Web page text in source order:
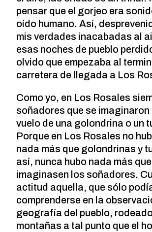
pensar que el gorjeo era
oí­do humano. Así­,
mis verdades inacabadas al
esas noches de pueblo
olvido que empezaba al
carretera de llegada a Los
Como yo, en Los Rosales
soñadores que se imaginaron
vuelo de una golondrina o un
Porque en Los Rosales no
nada más que golondrinas y
así­, nunca hubo nada más que
imaginasen los soñadores.
actitud aquella, que sólo
comprenderse en la
geografí­a del pueblo,
montañas a tal punto que el